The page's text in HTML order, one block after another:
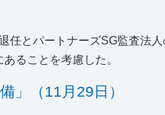
とパートナーズSG監査法人
ることを考慮した。
」（11月29日）